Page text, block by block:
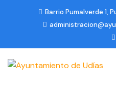
Barrio Pumalverde 1,